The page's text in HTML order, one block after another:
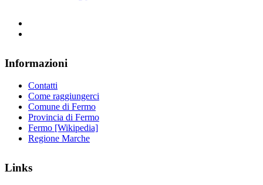
Informazioni
Contatti
Come raggiungerci
Comune di Fermo
Provincia di Fermo
Fermo [Wikipedia]
Regione Marche
Links